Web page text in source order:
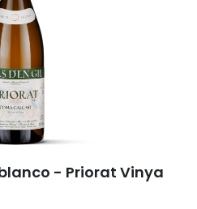
- Priorat Vinya